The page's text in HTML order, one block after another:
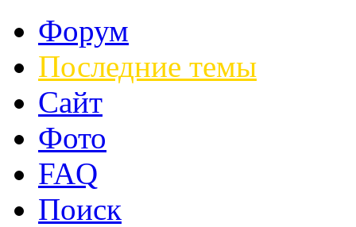
Форум
Последние темы
Сайт
Фото
FAQ
Поиск